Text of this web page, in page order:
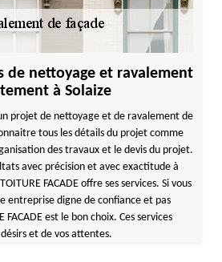
de nettoyage et ravalement
à Solaize
projet de nettoyage et de ravalement de
tous les détails du projet comme
des travaux et le devis du projet.
avec précision et avec exactitude à
FACADE offre ses services. Si vous
entreprise digne de confiance et pas
FACADE est le bon choix. Ces services
et de vos attentes.